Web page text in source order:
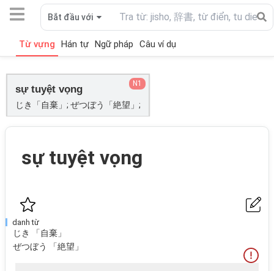
Bắt đầu với
Từ vựng Hán tự Ngữ pháp Câu ví dụ
sự tuyệt vọng
じき「自棄」; ぜつぼう「絶望」;
N1
sự tuyệt vọng
danh từ
じき 「自棄」
ぜつぼう 「絶望」